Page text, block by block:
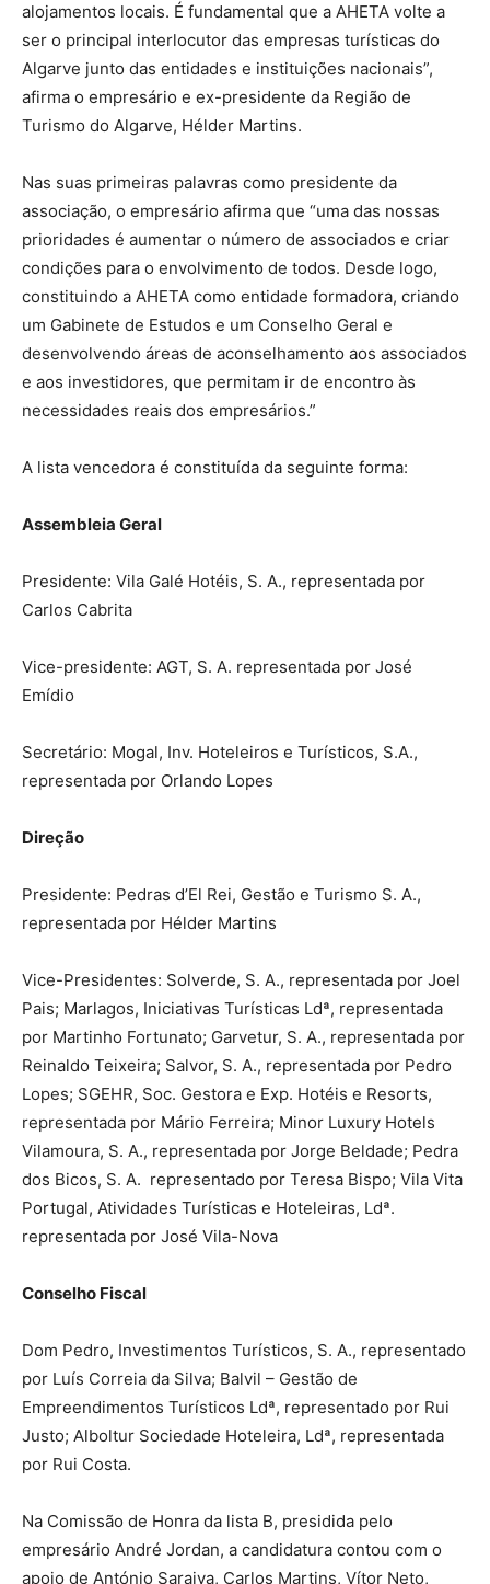
alojamentos locais. É fundamental que a AHETA volte a
ser o principal interlocutor das empresas turísticas do
Algarve junto das entidades e instituições nacionais”,
afirma o empresário e ex-presidente da Região de
Turismo do Algarve, Hélder Martins.
Nas suas primeiras palavras como presidente da
associação, o empresário afirma que “uma das nossas
prioridades é aumentar o número de associados e criar
condições para o envolvimento de todos. Desde logo,
constituindo a AHETA como entidade formadora, criando
um Gabinete de Estudos e um Conselho Geral e
desenvolvendo áreas de aconselhamento aos associados
e aos investidores, que permitam ir de encontro às
necessidades reais dos empresários.”
A lista vencedora é constituída da seguinte forma:
Assembleia Geral
Presidente: Vila Galé Hotéis, S. A., representada por
Carlos Cabrita
Vice-presidente: AGT, S. A. representada por José
Emídio
Secretário: Mogal, Inv. Hoteleiros e Turísticos, S.A.,
representada por Orlando Lopes
Direção
Presidente: Pedras d’El Rei, Gestão e Turismo S. A.,
representada por Hélder Martins
Vice-Presidentes: Solverde, S. A., representada por Joel
Pais; Marlagos, Iniciativas Turísticas Ldª, representada
por Martinho Fortunato; Garvetur, S. A., representada por
Reinaldo Teixeira; Salvor, S. A., representada por Pedro
Lopes; SGEHR, Soc. Gestora e Exp. Hotéis e Resorts,
representada por Mário Ferreira; Minor Luxury Hotels
Vilamoura, S. A., representada por Jorge Beldade; Pedra
dos Bicos, S. A. representado por Teresa Bispo; Vila Vita
Portugal, Atividades Turísticas e Hoteleiras, Ldª.
representada por José Vila-Nova
Conselho Fiscal
Dom Pedro, Investimentos Turísticos, S. A., representado
por Luís Correia da Silva; Balvil – Gestão de
Empreendimentos Turísticos Ldª, representado por Rui
Justo; Alboltur Sociedade Hoteleira, Ldª, representada
por Rui Costa.
Na Comissão de Honra da lista B, presidida pelo
empresário André Jordan, a candidatura contou com o
apoio de António Saraiva, Carlos Martins, Vítor Neto,